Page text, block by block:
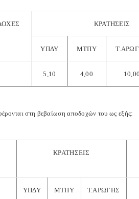
ΚΡΑΤΗΣΕΙΣ
ΥΠΔΥ ΜΤΠΥ
5,10 4,00 10,00
στη βεβαίωση αποδοχών του ως εξής:
ΚΡΑΤΗΣΕΙΣ
ΥΠΔΥ ΜΤΠΥ Τ.ΑΡΩΓΗΣ